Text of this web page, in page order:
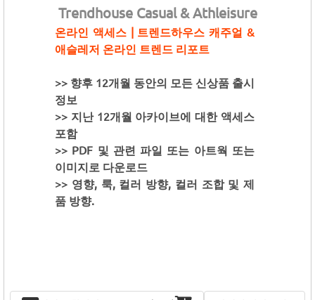
Trendhouse Casual & Athleisure
온라인 액세스 | 트렌드하우스 캐주얼 &
애슬레저 온라인 트렌드 리포트
>> 향후 12개월 동안의 모든 신상품 출시
정보
>> 지난 12개월 아카이브에 대한 액세스
포함
>> PDF 및 관련 파일 또는 아트웍 또는
이미지로 다운로드
>> 영향, 룩, 컬러 방향, 컬러 조합 및 제
품 방향.